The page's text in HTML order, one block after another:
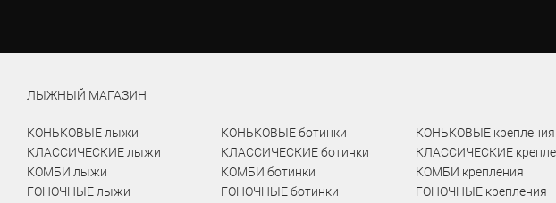
ЛЫЖНЫЙ МАГАЗИН
КОНЬКОВЫЕ лыжи
КЛАССИЧЕСКИЕ лыжи
КОМБИ лыжи
ГОНОЧНЫЕ лыжи
КОНЬКОВЫЕ ботинки
КЛАССИЧЕСКИЕ ботинки
КОМБИ ботинки
ГОНОЧНЫЕ ботинки
КОНЬКОВЫЕ крепления
КЛАССИЧЕСКИЕ
КОМБИ крепления
ГОНОЧНЫЕ крепления